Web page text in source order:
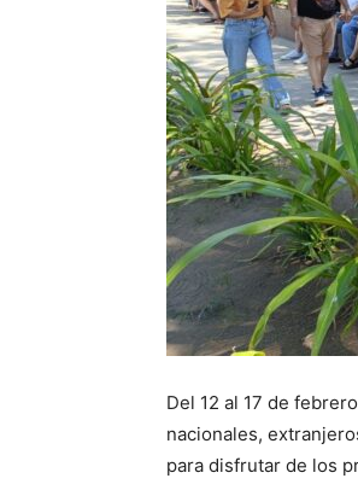
Del 12 al 17 de
nacionales,
para disfrutar de los